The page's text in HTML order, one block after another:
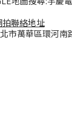
拍聯絡地址
市萬華區環河南